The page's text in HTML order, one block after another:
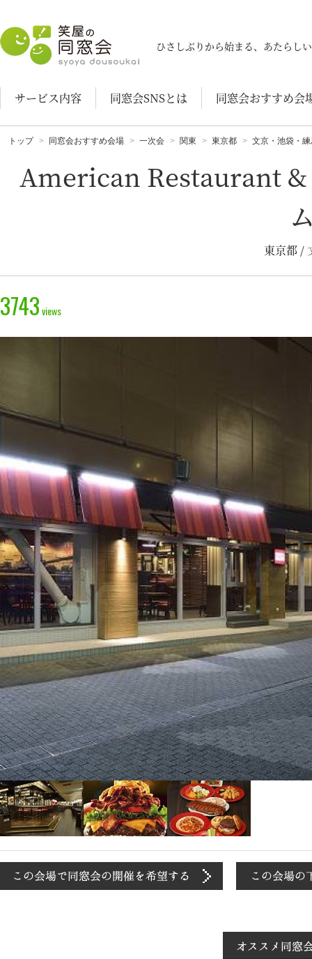
笑屋の同窓会
ひさしぶりから始まる、あたらし
サービス内容 同窓会SNSとは 同窓会おすすめ会
トップ 同窓会おすすめ会場 一次会 関東 東京都 文京・池袋・
American Restaurant &
東京都 /
3743views